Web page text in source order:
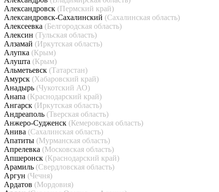
Александровск (Пермский край)
Александровск-Сахалинский (Сахалинская область)
Алексеевка (Белгородская область)
Алексин (Тульская область)
Алзамай (Иркутская область)
Алупка (Крым)
Алушта (Крым)
Альметьевск (Татарстан)
Амурск (Хабаровский край)
Анадырь (Чукотский АО)
Анапа (Краснодарский край)
Ангарск (Иркутская область)
Андреаполь (Тверская область)
Анжеро-Судженск (Кемеровская область)
Анива (Сахалинская область)
Апатиты (Мурманская область)
Апрелевка (Московская область)
Апшеронск (Краснодарский край)
Арамиль (Свердловская область)
Аргун (Чечня)
Ардатов (Мордовия)